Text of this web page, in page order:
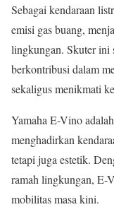
Sebagai kendaraan
emisi gas buang,
lingkungan. Skuter ini
berkontribusi dalam
sekaligus menikmati
Yamaha E-Vino
menghadirkan
tetapi juga estetik.
ramah lingkungan, E-
mobilitas masa kini.